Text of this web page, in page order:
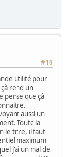
#16
utilité pour
rend un
pense que çà
aussi un
Toute la
le titre, il faut
maximum
j'ai un mal de